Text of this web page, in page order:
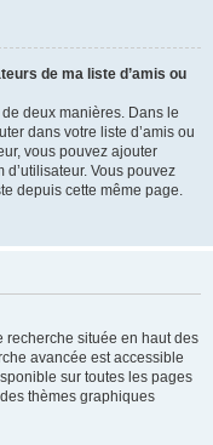
de ma liste d’amis ou
deux manières. Dans le
dans votre liste d’amis ou
vous pouvez ajouter
Vous pouvez
depuis cette même page.
recherche située en haut des
avancée est accessible
sur toutes les pages
thèmes graphiques